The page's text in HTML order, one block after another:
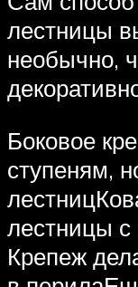
лестницы
необычно,
Боковое
ступеням,
лестницы
Крепеж